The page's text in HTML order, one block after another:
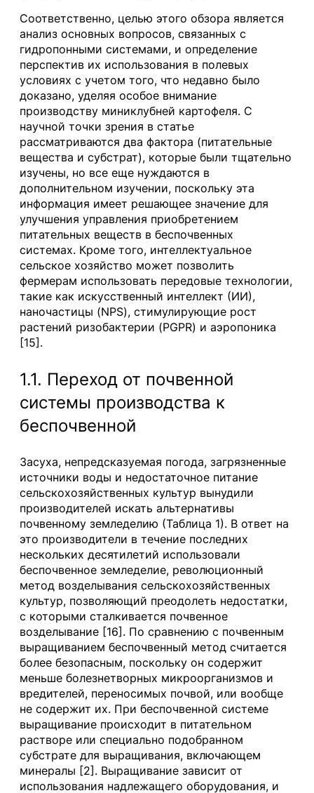
Соответственно, целью этого обзора является
анализ основных вопросов, связанных с
гидропонными системами, и определение
перспектив их использования в полевых
условиях с учетом того, что недавно было
доказано, уделяя особое внимание
производству миниклубней картофеля. С
научной точки зрения в статье
рассматриваются два фактора (питательные
вещества и субстрат), которые были тщательно
изучены, но все еще нуждаются в
дополнительном изучении, поскольку эта
информация имеет решающее значение для
улучшения управления приобретением
питательных веществ в беспочвенных
системах. Кроме того, интеллектуальное
сельское хозяйство может позволить
фермерам использовать передовые технологии,
такие как искусственный интеллект (ИИ),
наночастицы (NPS), стимулирующие рост
растений ризобактерии (PGPR) и аэропоника
[15].
1.1. Переход от почвенной
системы производства к
беспочвенной
Засуха, непредсказуемая погода, загрязненные
источники воды и недостаточное питание
сельскохозяйственных культур вынудили
производителей искать альтернативы
почвенному земледелию (Таблица 1). В ответ на
это производители в течение последних
нескольких десятилетий использовали
беспочвенное земледелие, революционный
метод возделывания сельскохозяйственных
культур, позволяющий преодолеть недостатки,
с которыми сталкивается почвенное
возделывание [16]. По сравнению с почвенным
выращиванием беспочвенный метод считается
более безопасным, поскольку он содержит
меньше болезнетворных микроорганизмов и
вредителей, переносимых почвой, или вообще
не содержит их. При беспочвенной системе
выращивание происходит в питательном
растворе или специально подобранном
субстрате для выращивания, включающем
минералы [2]. Выращивание зависит от
использования надлежащего оборудования, и